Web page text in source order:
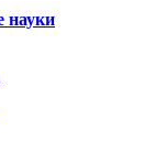
науки